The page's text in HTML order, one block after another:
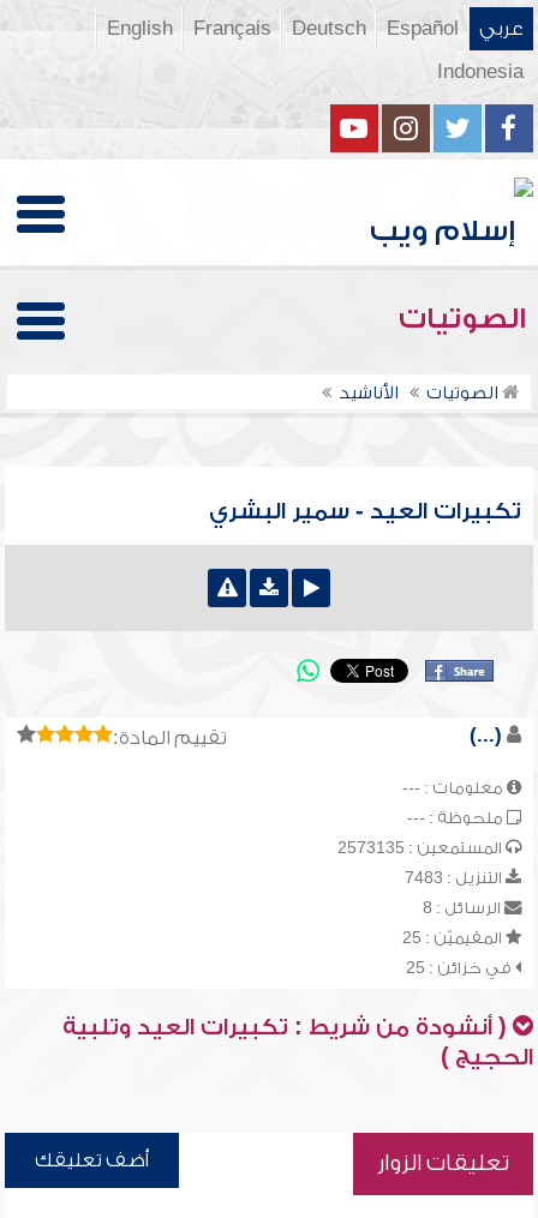
عربي Español
Deutsch
Français
English
Indonesia
الصوتيات
الصوتيات الأناشيد
تكبيرات العيد - سمير البشري
تقييم المادة: (...)
معلومات : ---
ملحوظة : ---
المستمعين : 2573135
التنزيل : 7483
الرسائل : 8
المقيميّن : 25
في خزائن : 25
( أنشودة من شريط : تكبيرات العيد وتلبية
الحجيج )
تعليقات الزوار أضف تعليقك